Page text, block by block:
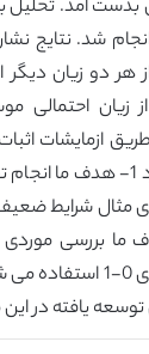
امد. تحلیل بر
شد. نتایج
هر دو زیان
ازمایشات
می توان در اینده مطالعه کرد
مثال شرایط
همگرایی 2- هدف ما
توسعه یافته در